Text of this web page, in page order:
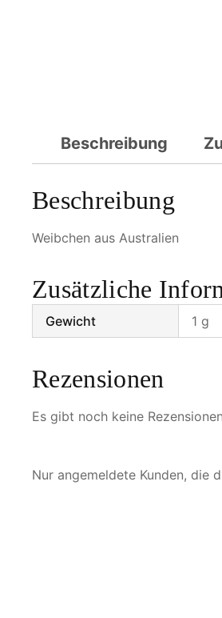
Beschreibung
Beschreibung
Weibchen aus Australien
Zusätzliche
Gewicht 1 g
Rezensionen
Es gibt noch keine
Nur angemeldete Kunden, die